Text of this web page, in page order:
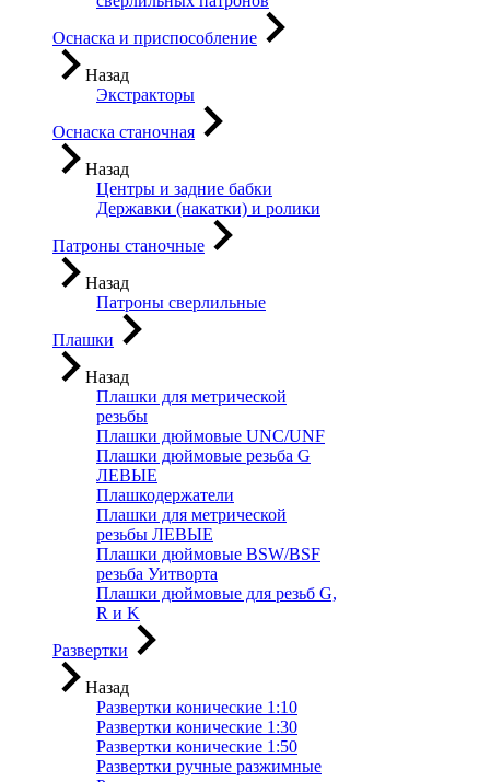
Оснаска и приспособление
Назад
Экстракторы
Оснаска станочная
Назад
Центры и задние бабки
Державки (накатки) и ролики
Патроны станочные
Назад
Патроны сверлильные
Плашки
Назад
Плашки для метрической
резьбы
Плашки дюймовые UNC/UNF
Плашки дюймовые резьба G
ЛЕВЫЕ
Плашкодержатели
Плашки для метрической
резьбы ЛЕВЫЕ
Плашки дюймовые BSW/BSF
резьба Уитворта
Плашки дюймовые для резьб G,
R и K
Развертки
Назад
Развертки конические 1:10
Развертки конические 1:30
Развертки конические 1:50
Развертки ручные разжимные